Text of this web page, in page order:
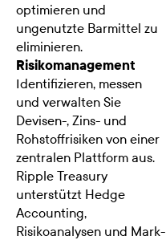
optimieren und
ungenutzte Barmittel zu
eliminieren.
Risikomanagement
Identifizieren, messen
und verwalten Sie
Devisen-, Zins- und
Rohstoffrisiken von einer
zentralen Plattform aus.
Ripple Treasury
unterstützt Hedge
Accounting,
Risikoanalysen und Mark-